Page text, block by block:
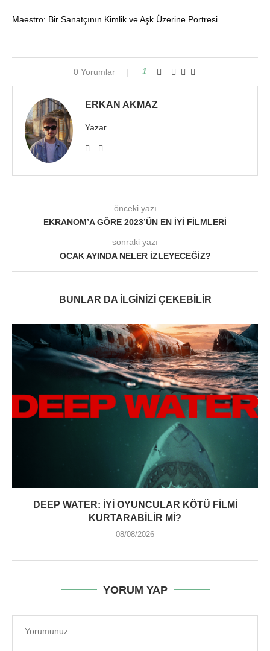
Maestro: Bir Sanatçının Kimlik ve Aşk Üzerine Portresi
0 Yorumlar 1
ERKAN AKMAZ
Yazar
önceki yazı
EKRANOM’A GÖRE 2023’ÜN EN İYI FILMLERI
sonraki yazı
OCAK AYINDA NELER İZLEYECEĞIZ?
BUNLAR DA ILGINIZI ÇEKEBILIR
DEEP WATER: İYI OYUNCULAR KÖTÜ FILMI
KURTARABILIR MI?
08/08/2026
YORUM YAP